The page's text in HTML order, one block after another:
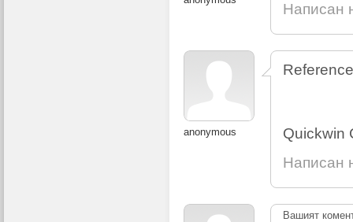
Написан
anonymous
Quickwin
Написан
Вашият